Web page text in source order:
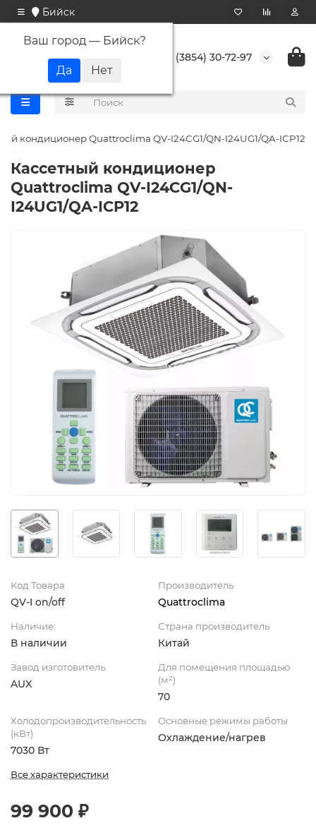
Бийск
Ваш город — Бийск?
+7 (3854) 30-72-97
кондиционер Quattroclima QV-I24CG1/QN-I24UG1/QA-ICP12
Кассетный кондиционер
Quattroclima QV-I24CG1/QN-
I24UG1/QA-ICP12
Код Товара
QV-I on/off
Производитель
Quattroclima
Наличие:
В наличии
Страна производитель
Китай
Завод изготовитель
AUX
Для помещения площадью
(м²)
70
Холодопроизводительность
(кВт)
7030 Вт
Основные режимы работы
Охлаждение/нагрев
Все характеристики
99 900 ₽